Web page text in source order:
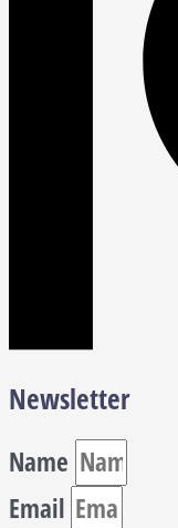
Newsletter
Name
Email